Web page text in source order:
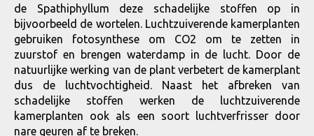
de Spathiphyllum deze schadelijke stoffen op in
bijvoorbeeld de wortelen. Luchtzuiverende kamerplanten
gebruiken fotosynthese om CO2 om te zetten in
zuurstof en brengen waterdamp in de lucht. Door de
natuurlijke werking van de plant verbetert de kamerplant
dus de luchtvochtigheid. Naast het afbreken van
schadelijke stoffen werken de luchtzuiverende
kamerplanten ook als een soort luchtverfrisser door
nare geuren af te breken.